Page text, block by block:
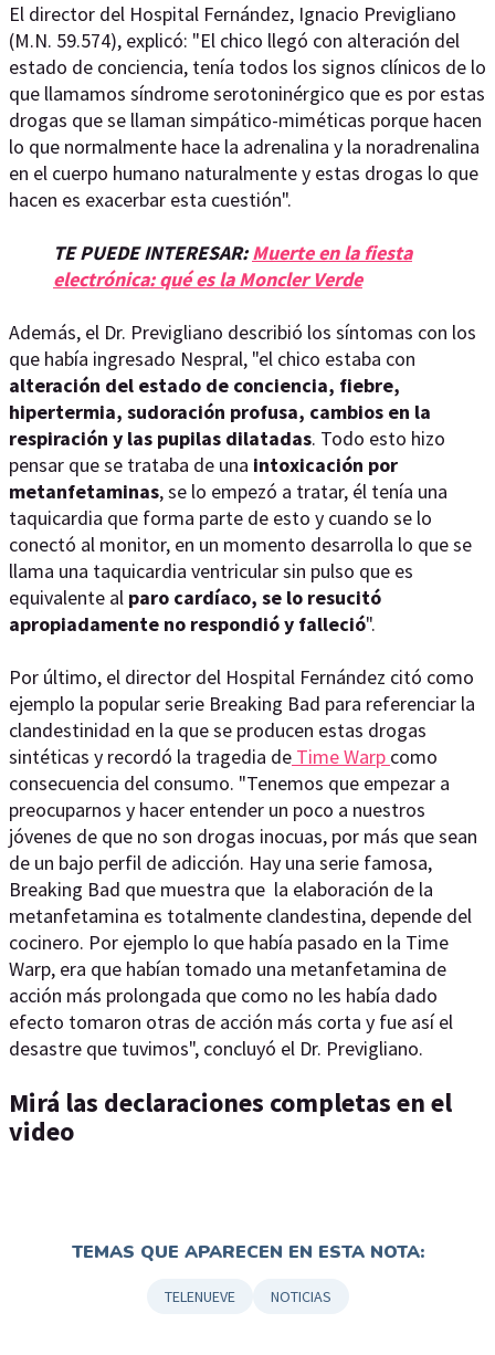
El director del Hospital Fernández, Ignacio Previgliano
(M.N. 59.574), explicó: "El chico llegó con alteración del
estado de conciencia, tenía todos los signos clínicos de lo
que llamamos síndrome serotoninérgico que es por estas
drogas que se llaman simpático-miméticas porque hacen
lo que normalmente hace la adrenalina y la noradrenalina
en el cuerpo humano naturalmente y estas drogas lo que
hacen es exacerbar esta cuestión".
TE PUEDE INTERESAR:Muerte en la fiesta
electrónica: qué es la Moncler Verde
Además, el Dr. Previgliano describió los síntomas con los
que había ingresado Nespral, "el chico estaba con
alteración del estado de conciencia, fiebre,
hipertermia, sudoración profusa, cambios en la
respiración y las pupilas dilatadas. Todo esto hizo
pensar que se trataba de una intoxicación por
metanfetaminas, se lo empezó a tratar, él tenía una
taquicardia que forma parte de esto y cuando se lo
conectó al monitor, en un momento desarrolla lo que se
llama una taquicardia ventricular sin pulso que es
equivalente al paro cardíaco, se lo resucitó
apropiadamente no respondió y falleció".
Por último, el director del Hospital Fernández citó como
ejemplo la popular serie Breaking Bad para referenciar la
clandestinidad en la que se producen estas drogas
sintéticas y recordó la tragedia de Time Warp como
consecuencia del consumo. "Tenemos que empezar a
preocuparnos y hacer entender un poco a nuestros
jóvenes de que no son drogas inocuas, por más que sean
de un bajo perfil de adicción. Hay una serie famosa,
Breaking Bad que muestra que la elaboración de la
metanfetamina es totalmente clandestina, depende del
cocinero. Por ejemplo lo que había pasado en la Time
Warp, era que habían tomado una metanfetamina de
acción más prolongada que como no les había dado
efecto tomaron otras de acción más corta y fue así el
desastre que tuvimos", concluyó el Dr. Previgliano.
Mirá las declaraciones completas en el
video
TEMAS QUE APARECEN EN ESTA NOTA:
TELENUEVE NOTICIAS